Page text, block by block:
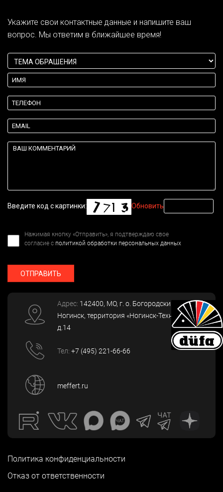
Укажите свои контактные данные и напишите ваш
вопрос. Мы ответим в ближайшее время!
Введите код с картинки: Обновить
Нажимая кнопку «Отправить», я подтверждаю свое
согласие с политикой обработки персональных данных
ОТПРАВИТЬ
Адрес: 142400, МО, г. о. Богородский, г.
Ногинск, территория «Ногинск-Технопарк»,
д.14
Тел: +7 (495) 221-66-66
meffert.ru
Политика конфиденциальности
Отказ от ответственности